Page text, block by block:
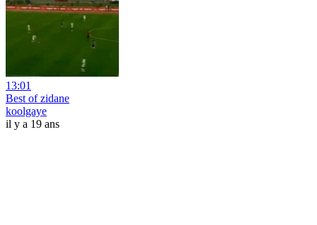
13:01
Best of zidane
koolgaye
il y a 19 ans